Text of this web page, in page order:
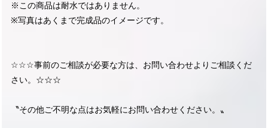
※この商品は耐水ではありません。
※写真はあくまで完成品のイメージです。
☆☆☆事前のご相談が必要な方は、お問い合わせよりご相談くだ
さい。☆☆☆
〝その他ご不明な点はお気軽にお問い合わせください。〟